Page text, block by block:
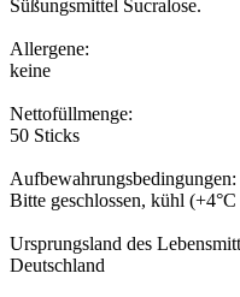
Süßungsmittel Sucralose.
Allergene:
keine
Nettofüllmenge:
50 Sticks
Aufbewahrungsbedingungen:
Bitte geschlossen, kühl
Ursprungsland des
Deutschland